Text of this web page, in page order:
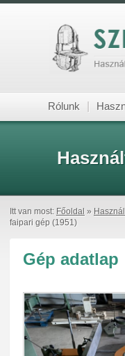
Rólunk
Itt van most: Főoldal »
faipari gép (1951)
Gép adatlap